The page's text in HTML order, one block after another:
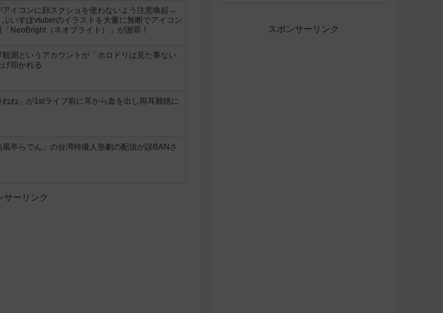
イコンに顔スクショを使わないよう注意喚起→
いすぽvtuberのイラストを大量に無断でアイコン
NeoBright（ネオブライト）」が謝罪！
測というアカウントが「ホロドリは見た事ない
叩かれる
ね」が1stライブ前に耳から血を出し両耳難聴に
亭らでん」の台湾特撮人形劇の配信が誤BANさ
サーリンク
スポンサーリンク